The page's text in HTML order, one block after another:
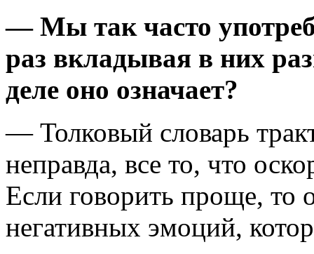
— Мы так часто
раз вкладывая в них
деле оно означает?
— Толковый словарь
неправда, все то, что
Если говорить проще, то
негативных эмоций,